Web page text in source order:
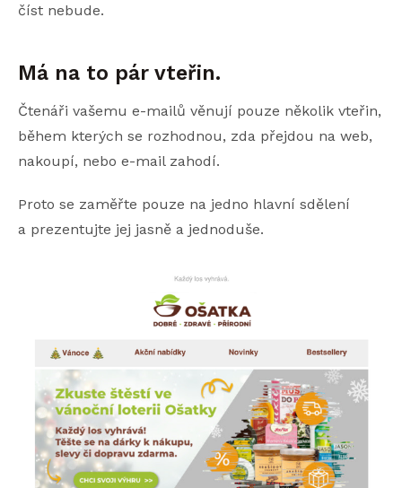
číst nebude.
Má na to pár vteřin.
Čtenáři vašemu e-mailů věnují pouze několik vteřin,
během kterých se rozhodnou, zda přejdou na web,
nakoupí, nebo e-mail zahodí.
Proto se zaměřte pouze na jedno hlavní sdělení
a prezentujte jej jasně a jednoduše.